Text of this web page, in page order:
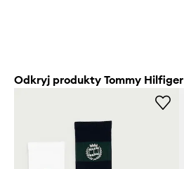
Odkryj produkty Tommy Hilfiger